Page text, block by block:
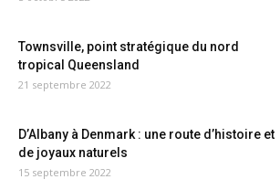
Townsville, point stratégique du nord
tropical Queensland
21 septembre 2022
D’Albany à Denmark : une route d’histoire et
de joyaux naturels
15 septembre 2022